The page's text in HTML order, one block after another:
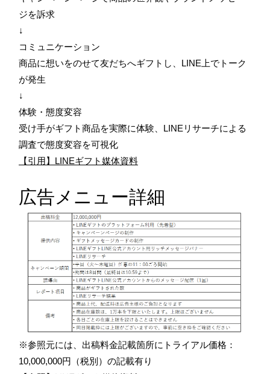
ジを訴求
↓
コミュニケーション
商品に想いをのせて友だちへギフトし、LINE上でトーク
が発生
↓
体験・態度変容
受け手がギフト商品を実際に体験、LINEリサーチによる
調査で態度変容を可視化
【引用】LINEギフト媒体資料
広告メニュー詳細
※参照元には、出稿料金記載箇所にトライアル価格：
10,000,000円（税別）の記載有り